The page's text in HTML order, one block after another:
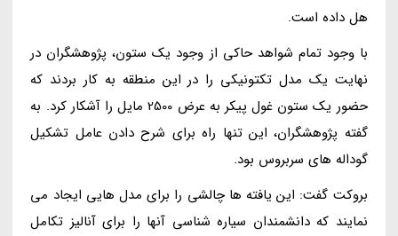
هل داده است.
با وجود تمام شواهد حاکی از وجود یک ستون، پژوهشگران در
نهایت یک مدل تکتونیکی را در این منطقه به کار بردند که
حضور یک ستون غول پیکر به عرض 2500 مایل را آشکار کرد. به
گفته پژوهشگران، این تنها راه برای شرح دادن عامل تشکیل
گوداله های سربروس بود.
بروکت گفت: این یافته ها چالشی را برای مدل هایی ایجاد می
نمایند که دانشمندان سیاره شناسی آنها را برای آنالیز تکامل